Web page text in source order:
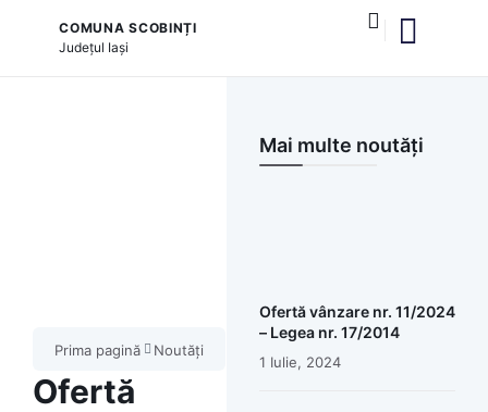
COMUNA SCOBINȚI
Județul Iași
Prima pagină Noutăți
Ofertă
Mai multe noutăți
Ofertă vânzare nr. 11/2024
– Legea nr. 17/2014
1 Iulie, 2024